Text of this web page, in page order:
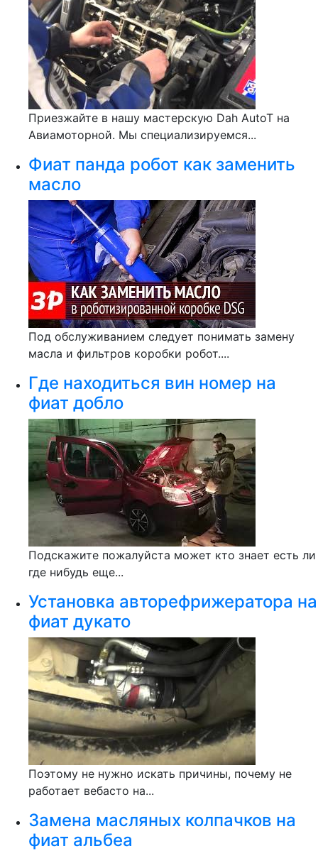
Приезжайте в нашу мастерскую Dah AutoT на
Авиамоторной. Мы специализируемся...
Фиат панда робот как заменить
масло
Под обслуживанием следует понимать замену
масла и фильтров коробки робот....
Где находиться вин номер на
фиат добло
Подскажите пожалуйста может кто знает есть ли
где нибудь еще...
Установка авторефрижератора на
фиат дукато
Поэтому не нужно искать причины, почему не
работает вебасто на...
Замена масляных колпачков на
фиат альбеа